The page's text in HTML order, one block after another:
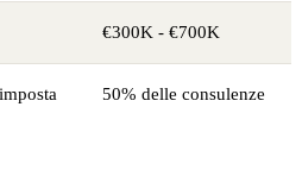
€300K - €700K
50% delle consulenze